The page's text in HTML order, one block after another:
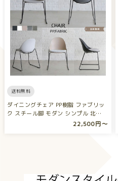
送料無料
ダイニングチェア PP樹脂 ファブリッ
ク スチール脚 モダン シンプル 北…
22,500円〜